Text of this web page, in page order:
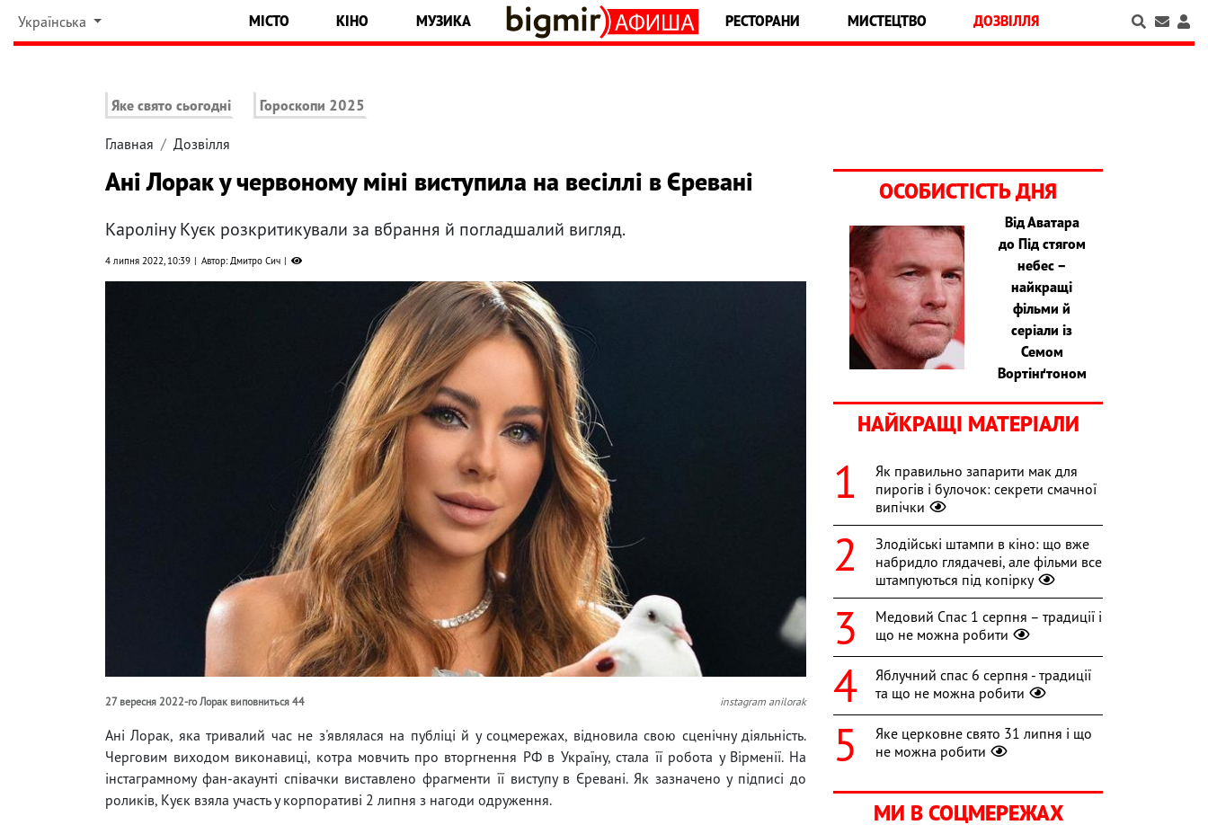
Українська МІСТО КІНО МУЗИКА РЕСТОРАНИ МИСТЕЦТВО ДОЗВІЛЛЯ
Яке свято сьогодні Гороскопи 2025
Главная Дозвілля
Ані Лорак у червоному міні виступила на весіллі в Єревані
Кароліну Куєк розкритикували за вбрання й погладшалий вигляд.
4 липня 2022, 10:39 Автор: Дмитро Сич
27 вересня 2022-го Лорак виповниться 44 instagram anilorak
Ані Лорак, яка тривалий час не з'являлася на публіці й у соцмережах, відновила свою сценічну діяльність.
Черговим виходом виконавиці, котра мовчить про вторгнення РФ в Україну, стала її робота у Вірменії. На
інстаграмному фан-акаунті співачки виставлено фрагменти її виступу в Єревані. Як зазначено у підписі до
роликів, Куєк взяла участь у корпоративі 2 липня з нагоди одруження.
ОСОБИСТІСТЬ ДНЯ
Від Аватара
до Під стягом
небес –
найкращі
фільми й
серіали із
Семом
Вортінґтоном
НАЙКРАЩІ МАТЕРІАЛИ
Як правильно запарити мак для
пирогів і булочок: секрети смачної
випічки
Злодійські штампи в кіно: що вже
набридло глядачеві, але фільми все
штампуються під копірку
Медовий Спас 1 серпня – традиції і
що не можна робити
Яблучний спас 6 серпня - традиції
та що не можна робити
Яке церковне свято 31 липня і що
не можна робити
МИ В СОЦМЕРЕЖАХ